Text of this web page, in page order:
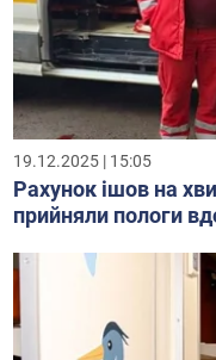
19.12.2025 | 15:05
Рахунок ішов на
прийняли пологи